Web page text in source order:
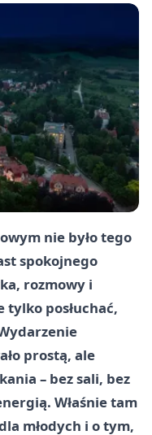
nie było tego
spokojnego
rozmowy i
tylko posłuchać,
prostą, ale
– bez sali, bez
Właśnie tam
młodych i o tym,